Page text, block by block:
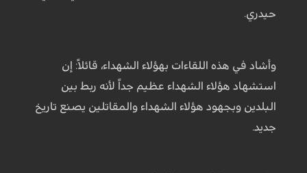
حيدري.
وأشاد في هذه اللقاءات بهؤلاء الشهداء، قائلاً: إن
استشهاد هؤلاء الشهداء عظيم جداً لأنه ربط بين
البلدين وبجهود هؤلاء الشهداء والمقاتلين يصنع تاريخ
جديد.